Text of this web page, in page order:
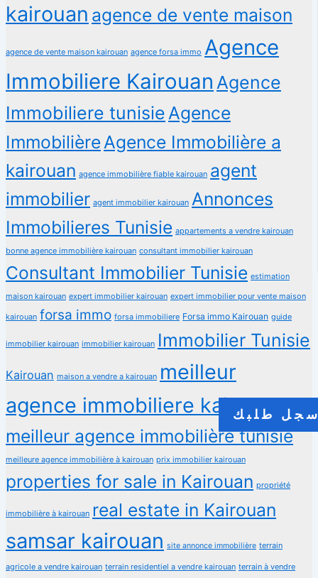
طلبك
kairouan agence de vente maison
agence de vente maison kairouan agence forsa immo Agence
Immobiliere Kairouan Agence
Immobiliere tunisie Agence
Immobilière Agence Immobilière a
kairouan agence immobilière fiable kairouan agent
immobilier agent immobilier kairouan Annonces
Immobilieres Tunisie appartements a vendre kairouan
bonne agence immobilière kairouan consultant immobilier kairouan
Consultant Immobilier Tunisie estimation
maison kairouan expert immobilier kairouan expert immobilier pour vente maison
kairouan forsa immo forsa immobiliere Forsa immo Kairouan guide
immobilier kairouan immobilier kairouan Immobilier Tunisie
Kairouan maison a vendre a kairouan meilleur
agence immobiliere kairouan
meilleur agence immobilière tunisie
meilleure agence immobilière à kairouan prix immobilier kairouan
properties for sale in Kairouan propriété
immobilière à kairouan real estate in Kairouan
samsar kairouan site annonce immobilière terrain
agricole a vendre kairouan terrain residentiel a vendre kairouan terrain à vendre